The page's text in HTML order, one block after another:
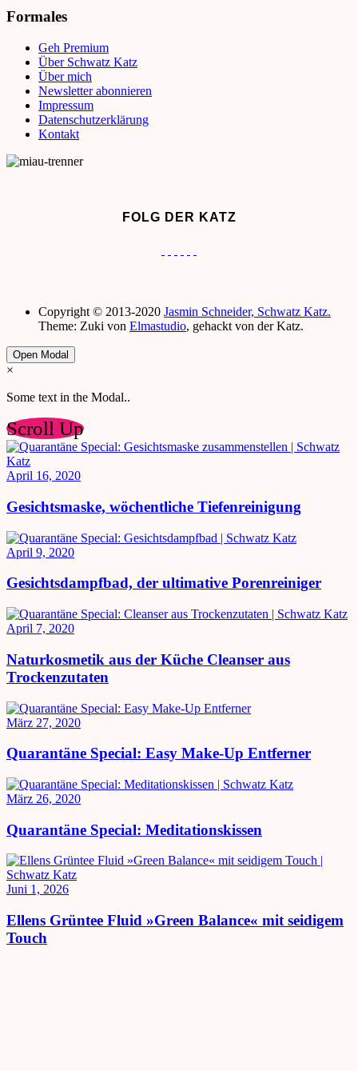
Formales
Geh Premium
Über Schwatz Katz
Über mich
Newsletter abonnieren
Impressum
Datenschutzerklärung
Kontakt
FOLG DER KATZ
Copyright © 2013-2020 Jasmin Schneider, Schwatz Katz.
Theme: Zuki von Elmastudio, gehackt von der Katz.
Open Modal
×
Some text in the Modal..
Scroll Up
April 16, 2020
Gesichtsmaske, wöchentliche Tiefenreinigung
April 9, 2020
Gesichtsdampfbad, der ultimative Porenreiniger
April 7, 2020
Naturkosmetik aus der Küche Cleanser aus
Trockenzutaten
März 27, 2020
Quarantäne Special: Easy Make-Up Entferner
März 26, 2020
Quarantäne Special: Meditationskissen
Juni 1, 2026
Ellens Grüntee Fluid »Green Balance« mit seidigem
Touch